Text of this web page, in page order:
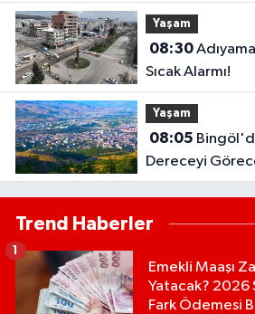
Vererek Uyardı..
Yaşam
08:30Adıyaman'da Kavurucu
Sıcak Alarmı!
Yaşam
08:05
Dereceyi
Oldu..
Trend Haberler
Emekli Maaşı
Yatacak? 2026
Fark Ödemesi
1